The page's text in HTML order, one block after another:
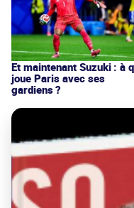
Et maintenant Suzuki : à
joue Paris avec ses
gardiens ?